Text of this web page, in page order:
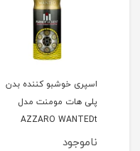
اسپری خوشبو کننده بدن
پلی هات مومنت مدل
AZZARO WANTEDt
ناموجود